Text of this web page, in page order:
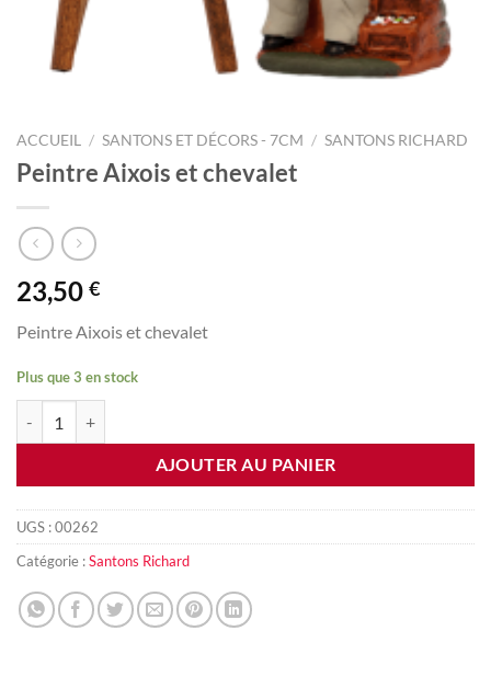
ACCUEIL / SANTONS ET DÉCORS - 7CM / SANTONS RICHARD
Peintre Aixois et chevalet
23,50 €
Peintre Aixois et chevalet
Plus que 3 en stock
AJOUTER AU PANIER
UGS :00262
Catégorie :Santons Richard